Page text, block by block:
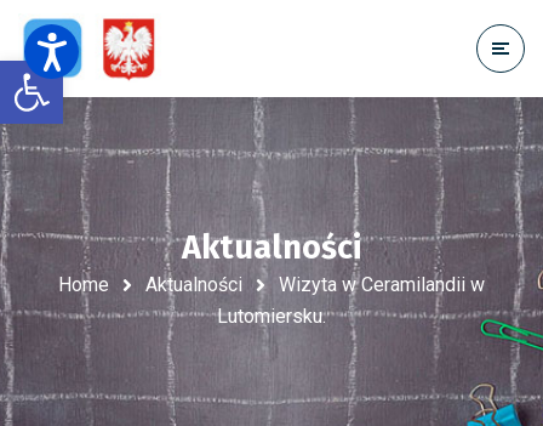
Open toolbar
Aktualności
Home Aktualności
Wizyta w Ceramilandii w
Lutomiersku.